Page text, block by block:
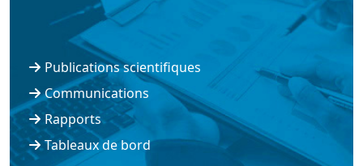
Publications scientifiques
Communications
Rapports
Tableaux de bord